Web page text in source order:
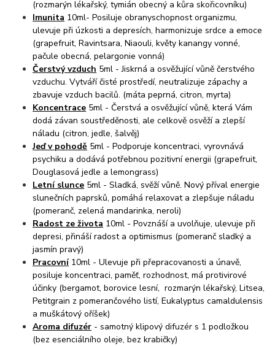
(rozmarýn lékařský, tymián obecný a kůra skořicovníku)
Imunita 10ml- Posiluje obranyschopnost organizmu,
ulevuje při úzkosti a depresích, harmonizuje srdce a emoce
(grapefruit, Ravintsara, Niaouli, květy kanangy vonné,
pačule obecná, pelargonie vonná)
Čerstvý vzduch 5ml - Jiskrná a osvěžující vůně čerstvého
vzduchu. Vytváří čisté prostředí, neutralizuje zápachy a
zbavuje vzduch bacilů. (máta peprná, citron, myrta)
Koncentrace 5ml - Čerstvá a osvěžující vůně, která Vám
dodá závan soustředěnosti, ale celkově osvěží a zlepší
náladu (citron, jedle, šalvěj)
Jeď v pohodě 5ml - Podporuje koncentraci, vyrovnává
psychiku a dodává potřebnou pozitivní energii (grapefruit,
Douglasová jedle a lemongrass)
Letní slunce 5ml - Sladká, svěží vůně. Nový příval energie
slunečních paprsků, pomáhá relaxovat a zlepšuje náladu
(pomeranč, zelená mandarinka, neroli)
Radost ze života 10ml - Povznáší a uvolňuje, ulevuje při
depresi, přináší radost a optimismus (pomeranč sladký a
jasmín pravý)
Pracovní10ml - Ulevuje při přepracovanosti a únavě,
posiluje koncentraci, paměť, rozhodnost, má protivirové
účinky (bergamot, borovice lesní, rozmarýn lékařský, Litsea,
Petitgrain z pomerančového listí, Eukalyptus camaldulensis
a muškátový oříšek)
Aroma difuzér - samotný klipový difuzér s 1 podložkou
(bez esenciálního oleje, bez krabičky)